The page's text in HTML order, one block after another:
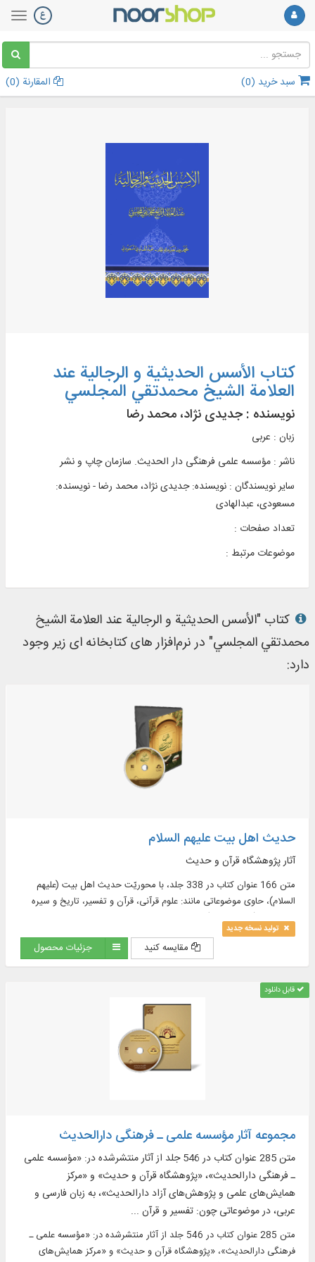
سبد خرید (0
) المقارنة (0
)
کتاب الأسس الحدیثیة و الرجالیة عند
العلامة الشیخ محمدتقي المجلسي
نویسنده : جدیدی نژاد، محمد رضا
زبان : عربی
ناشر : مؤسسه علمی فرهنگی دار الحديث. سازمان چاپ و نشر
سایر نویسندگان : نویسنده: جدیدی نژاد، محمد رضا - نویسنده:
مسعودی، عبدالهادی
تعداد صفحات :
موضوعات مرتبط :
کتاب "الأسس الحدیثیة و الرجالیة عند العلامة الشیخ
محمدتقي المجلسي" در نرم‌افزار های کتابخانه ای زیر وجود
دارد:
حدیث اهل بیت علیهم السلام
آثار پژوهشگاه قرآن و حدیث
متن 166 عنوان کتاب در 338 جلد، با محوریّت حدیث اهل بیت (علیهم
السلام)، حاوی موضوعاتی مانند: علوم قرآنی، قرآن و تفسیر، تاریخ و سیره
معصومان (علیهم السلام)، کلام و ...
تولید نسخه جدید
مقایسه کنید جزئیات محصول
قابل دانلود
مجموعه آثار مؤسسه علمی ـ فرهنگی دارالحدیث
متن 285 عنوان کتاب در 546 جلد از آثار منتشرشده در: «مؤسسه علمی
ـ فرهنگی دارالحدیث»، «پژوهشگاه قرآن و حدیث» و «مرکز
همایش‌های علمی و پژوهش‌های آزاد دارالحدیث»، به زبان فارسی و
عربی، در موضوعاتی چون: تفسیر و قرآن ...
متن 285 عنوان کتاب در 546 جلد از آثار منتشرشده در: «مؤسسه علمی ـ
فرهنگی دارالحدیث»، «پژوهشگاه قرآن و حدیث» و «مرکز همایش‌های